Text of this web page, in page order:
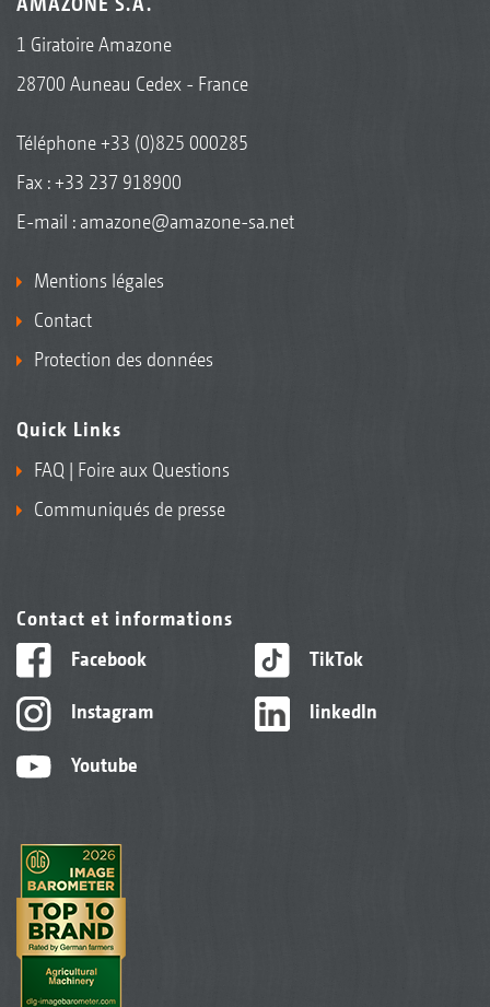
1 Giratoire Amazone
28700 Auneau Cedex - France
Téléphone+33 (0)825 000285
Fax : +33 237 918900
E-mail : amazone@amazone-sa.net
Mentions légales
Contact
Protection des données
Quick Links
FAQ | Foire aux Questions
Communiqués de presse
Contact et informations
Facebook
Instagram
Youtube
TikTok
linkedIn